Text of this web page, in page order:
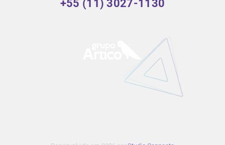
+55 (11) 3027-1130